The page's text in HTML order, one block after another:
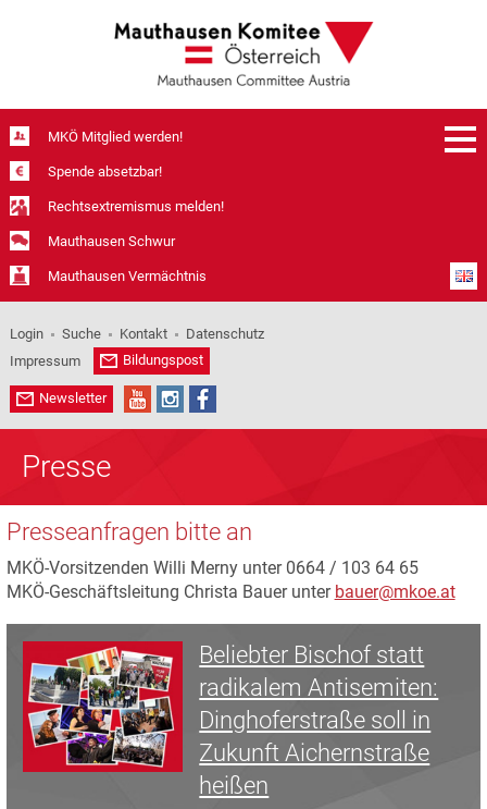
MKÖ Mitglied werden!
Spende absetzbar!
Rechtsextremismus melden!
Mauthausen Schwur
Mauthausen Vermächtnis
Login Suche Kontakt
Datenschutz
Impressum
Bildungspost
Newsletter
Presse
Presseanfragen bitte an
MKÖ-Vorsitzenden Willi Merny unter 0664 / 103 64 65
MKÖ-Geschäftsleitung Christa Bauer unter bauer@mkoe.at
Beliebter Bischof statt
radikalem Antisemiten:
Dinghoferstraße soll in
Zukunft Aichernstraße
heißen